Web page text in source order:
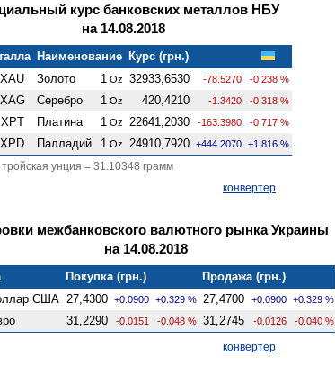
курс банковских металлов НБУ
на 14.08.2018
Наименование Курс (грн.)
XAU Золото 1 Oz 32933,6530 -78.5270 -0.238 %
XAG Серебро 1 Oz 420,4210 -1.3420 -0.318 %
XPT Платина 1 Oz 22641,2030 -163.3980 -0.717 %
XPD Палладий 1 Oz 24910,7920 +444.2070 +1.816 %
тройская унция = 31.10348 грамм
конвертер
межбанковского валютного рынка Украины
на 14.08.2018
Покупка (грн.)
Продажа (грн.)
США 27,4300 +0.0900 +0.329 % 27,4700 +0.0900 +0.329 %
31,2290 -0.0151 -0.048 % 31,2745 -0.0126 -0.040 %
конвертер